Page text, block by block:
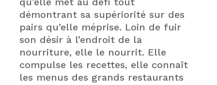
démontrant sa supériorité sur des
pairs qu’elle méprise. Loin de fuir
son désir à l’endroit de la
nourriture, elle le nourrit. Elle
compulse les recettes, elle connaît
les menus des grands restaurants